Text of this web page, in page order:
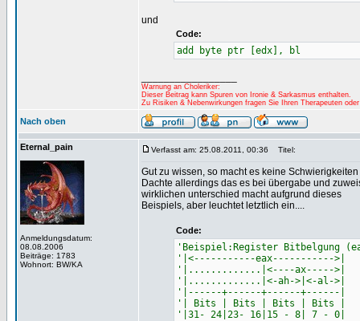
und
Code:
add byte ptr [edx], bl
Warnung an Choleriker:
Dieser Beitrag kann Spuren von Ironie & Sarkasmus enthalten.
Zu Risiken & Nebenwirkungen fragen Sie Ihren Therapeuten
Nach oben
Eternal_pain
Anmeldungsdatum:
08.08.2006
Beiträge: 1783
Wohnort: BW/KA
Verfasst am: 25.08.2011, 00:36 Titel:
Gut zu wissen, so macht es keine Schwierigkeiten
Dachte allerdings das es bei übergabe und
wirklichen unterschied macht aufgrund dieses
Beispiels, aber leuchtet letztlich ein....
Code:
'Beispiel:Register Bitbelgung
'|<-----------eax----------->|
'|.............|<----ax----->|
'|.............|<-ah->|<-al->|
'|------+------+------+------|
'| Bits | Bits | Bits | Bits |
'|31- 24|23- 16|15 - 8| 7 - 0|